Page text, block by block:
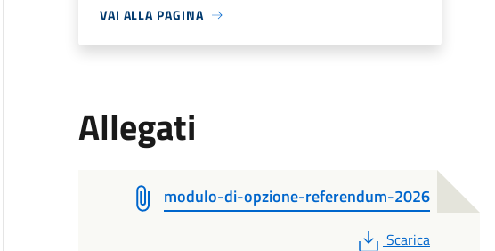
VAI ALLA PAGINA
Allegati
modulo-di-opzione-referendum-2026
PDF
Scarica